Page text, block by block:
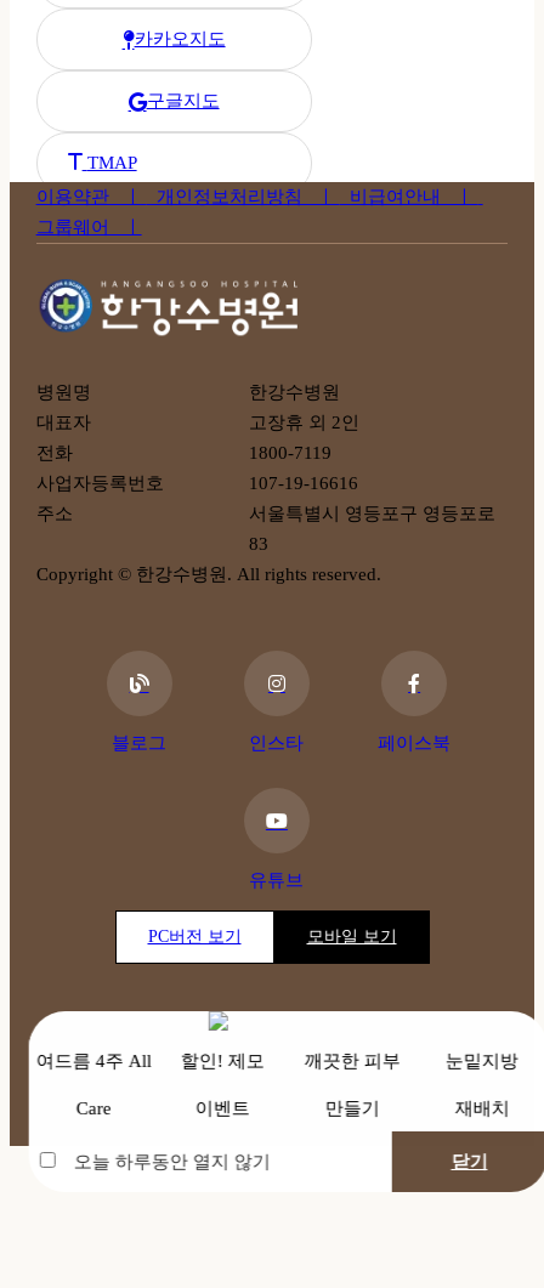
여드름 4주 All
Care
할인! 제모
이벤트
깨끗한 피부
만들기
눈밑지방
재배치
오늘 하루동안 열지 않기 닫기
카카오지도
한강수병원 카카오 지도
구글지도
한강수병원 구글 지도
TMAP한강수병원 티맵 길찾기
이용약관 ㅣ 개인정보처리방침 ㅣ
비급여안내 ㅣ
그룹웨어 ㅣ
병원명
한강수병원
대표자
고장휴 외 2인
전화
1800-7119
사업자등록번호
107-19-16616
주소
서울특별시 영등포구 영등포로
83
Copyright © 한강수병원. All rights reserved.
블로그 인스타 페이스북
유튜브
PC버전 보기 모바일 보기